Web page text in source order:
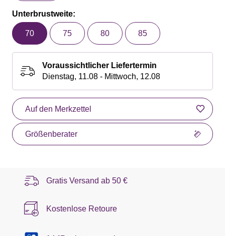
Unterbrustweite:
70 75 80 85
Voraussichtlicher Liefertermin
Dienstag, 11.08 - Mittwoch, 12.08
Auf den Merkzettel
Größenberater
Gratis Versand ab 50 €
Kostenlose Retoure